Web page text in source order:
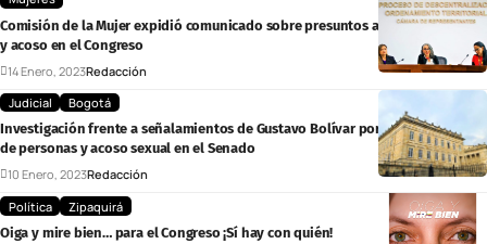
Comisión de la Mujer expidió comunicado sobre presuntos actos de violencia
y acoso en el Congreso
14 Enero, 2023Redacción
Judicial
Bogotá
Investigación frente a señalamientos de Gustavo Bolívar por presunta trata
de personas y acoso sexual en el Senado
10 Enero, 2023Redacción
Política
Zipaquirá
Oiga y mire bien… para el Congreso ¡Sí hay con quién!